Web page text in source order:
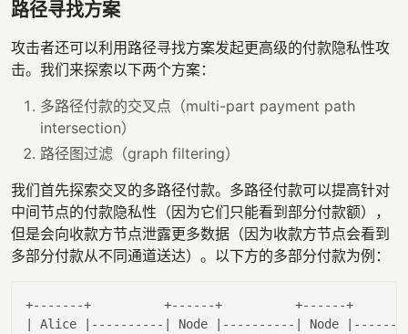
路径寻找方案
攻击者还可以利用路径寻找方案发起更高级的付款隐私性攻
击。我们来探索以下两个方案：
多路径付款的交叉点（multi-part payment path
intersection）
路径图过滤（graph filtering）
我们首先探索交叉的多路径付款。多路径付款可以提高针对
中间节点的付款隐私性（因为它们只能看到部分付款额），
但是会向收款方节点泄露更多数据（因为收款方节点会看到
多部分付款从不同通道送达）。以下方的多部分付款为例：
| Alice | ---------- | Node | ---------- | Node |